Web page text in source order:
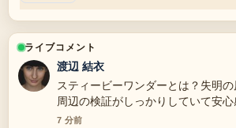
ライブコメント
渡辺 結衣
スティービーワンダーとは？失明
周辺の検証がしっかりしていて安心
7 分前